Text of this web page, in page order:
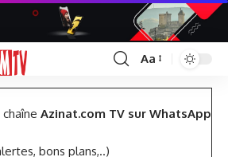
Font
Resizer
Aa
Azinat.com TV sur WhatsApp
bons plans,..)